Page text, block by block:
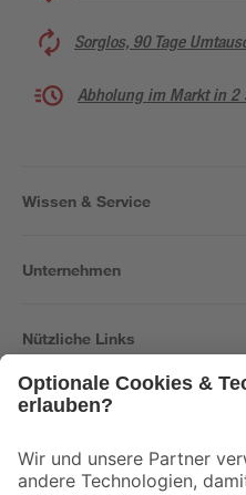
Sorglos, 90 Tage
Abholung im Markt in 2
Wissen & Service
Unternehmen
Nützliche Links
Der toom Newsletter: Keine